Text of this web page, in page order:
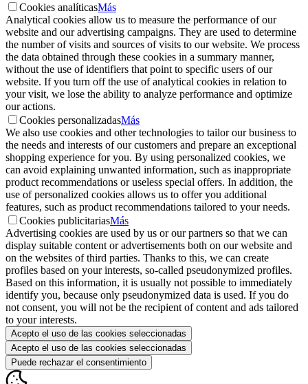
Cookies analíticasMás
Analytical cookies allow us to measure the performance of our
website and our advertising campaigns. They are used to determine
the number of visits and sources of visits to our website. We process
the data obtained through these cookies in a summary manner,
without the use of identifiers that point to specific users of our
website. If you turn off the use of analytical cookies in relation to
your visit, we lose the ability to analyze performance and optimize
our actions.
Cookies personalizadasMás
We also use cookies and other technologies to tailor our business to
the needs and interests of our customers and prepare an exceptional
shopping experience for you. By using personalized cookies, we
can avoid explaining unwanted information, such as inappropriate
product recommendations or useless special offers. In addition, the
use of personalized cookies allows us to offer you additional
features, such as product recommendations tailored to your needs.
Cookies publicitariasMás
Advertising cookies are used by us or our partners so that we can
display suitable content or advertisements both on our website and
on the websites of third parties. Thanks to this, we can create
profiles based on your interests, so-called pseudonymized profiles.
Based on this information, it is usually not possible to immediately
identify you, because only pseudonymized data is used. If you do
not consent, you will not be the recipient of content and ads tailored
to your interests.
Acepto el uso de las cookies seleccionadas
Acepto el uso de las cookies seleccionadas
Puede rechazar el consentimiento